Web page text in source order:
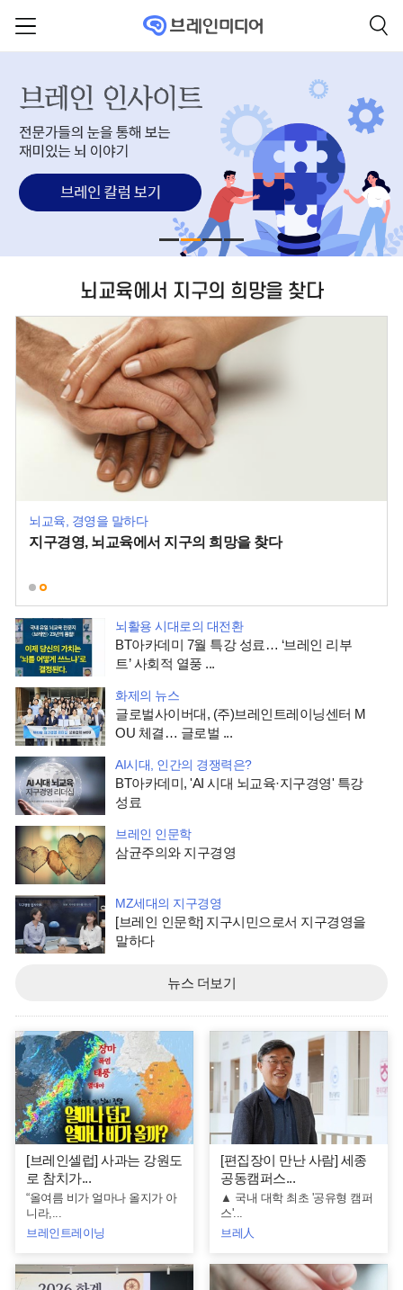
뇌교육에서 지구의 희망을 찾다
뇌교육, 경영을 말하다
지구경영, 뇌교육에서 지구의 희망을 찾다
뇌활용 시대로의 대전환
BT아카데미 7월 특강 성료… ‘브레인 리부
트’ 사회적 열풍 ...
화제의 뉴스
글로벌사이버대, (주)브레인트레이닝센터 M
OU 체결… 글로벌 ...
AI시대, 인간의 경쟁력은?
BT아카데미, 'AI 시대 뇌교육·지구경영' 특강
성료
브레인 인문학
삼균주의와 지구경영
MZ세대의 지구경영
[브레인 인문학] 지구시민으로서 지구경영을
말하다
뉴스 더보기
[브레인셀럽] 사과는 강원도
로 참치가...
“올여름 비가 얼마나 올지가 아
니라,...
브레인트레이닝
[편집장이 만난 사람] 세종
공동캠퍼스...
▲ 국내 대학 최초 '공유형 캠퍼
스'...
브레人